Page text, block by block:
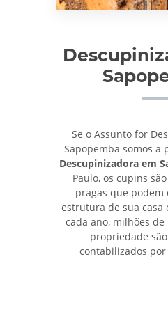
Se o Assunto for
Sapopemba somos a
Descupinizadora em
Paulo, os cupins
pragas que podem
estrutura de sua casa
cada ano, milhões
propriedade
contabilizados por